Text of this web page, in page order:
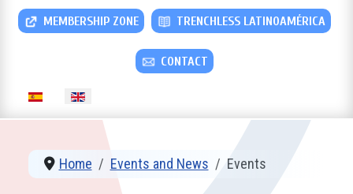
MEMBERSHIP ZONE TRENCHLESS LATINOAMÉRICA
CONTACT
Select your language
Home Events and News Events